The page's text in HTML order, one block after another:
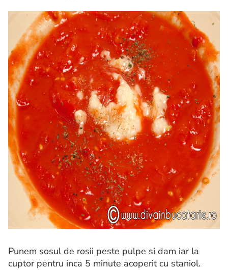
Punem sosul de rosii peste pulpe si dam iar la
cuptor pentru inca 5 minute acoperit cu staniol.